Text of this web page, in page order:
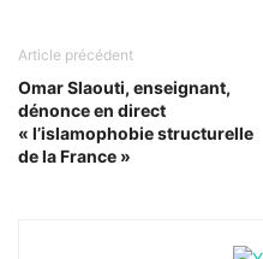
Article précédent
Omar Slaouti, enseignant,
dénonce en direct
« l’islamophobie structurelle
de la France »